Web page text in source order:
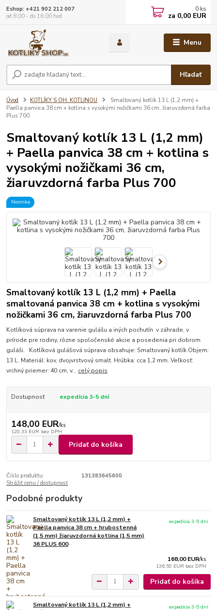
Menu
Hľadať
Eshop: +421 902 212 007
od 8:00 - do 16:00 hod
0 ks
za 0,00 EUR
Úvod KOTLÍKY S OH. KOTLINOU
Smaltovaný kotlík 13 L (1,2 mm) +
Paella panvica 38 cm + kotlina s vysokými nožičkami 36 cm, žiaruvzdorná farba
Plus 700
Smaltovaný kotlík 13 L (1,2 mm)
+ Paella panvica 38 cm + kotlina s
vysokými nožičkami 36 cm,
žiaruvzdorná farba Plus 700
Novinka
Smaltovaný kotlík 13 L (1,2 mm) + Paella
smaltovaná panvica 38 cm + kotlina s vysokými
nožičkami 36 cm, žiaruvzdorná farba Plus 700
Kotlíková súprava na varenie gulášu a iných pochutín v záhrade, v
prírode pre rodiny, rôzne spoločenské akcie a posedenia pri dobrom
guláši. Kotlíková gulášová súprava obsahuje: Smaltovaný kotlík Objem:
13 L. Materiál: kov, dvojvrstvový smalt. Hrúbka: cca 1,2 mm. Veľkosť:
vrchný priemer: 40 cm, v... celý popis
Dostupnosť expedícia 3-5 dní
148,00 EUR/ks
120,33 EUR bez DPH
Pridať do košíka
Číslo produktu:
131383645600
Strážiť cenu / dostupnosť
Podobné produkty
Smaltovaný kotlík 13 L (1,2 mm) +
Paella panvica 38 cm + hrubostenná
(1,5 mm) žiaruvzdorná kotlina (1,5 mm)
36 PLUS 600
168,00 EUR/ks
136,59 EUR bez DPH
expedícia 3-5 dní
Pridať do košíka
Smaltovaný kotlík 13 L (1,2 mm) +
expedícia 3-5 dní